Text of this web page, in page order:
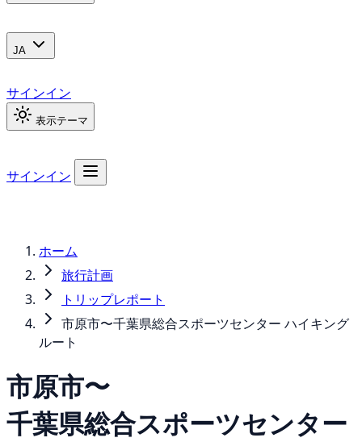
JA
サインイン
表示テーマ
サインイン
ホーム
旅行計画
トリップレポート
市原市〜千葉県総合スポーツセンター ハイキング
ルート
市原市〜
千葉県総合スポーツセンター